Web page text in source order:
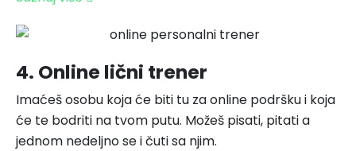
4. Online lični trener
Imaćeš osobu koja će biti tu za online podršku i koja
će te bodriti na tvom putu. Možeš pisati, pitati a
jednom nedeljno se i čuti sa njim.